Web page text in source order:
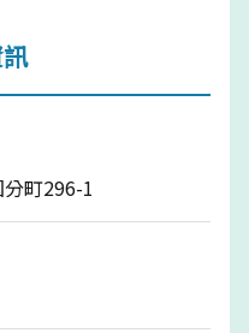
町296-1